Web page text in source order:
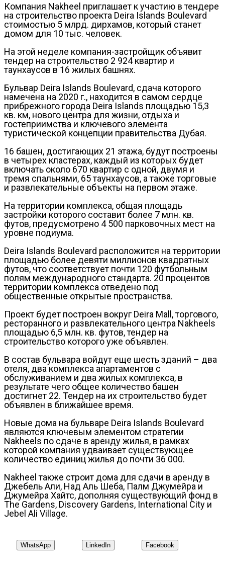
Компания Nakheel приглашает к участию в тендере
на строительство проекта Deira Islands Boulevard
стоимостью 5 млрд. дирхамов, который станет
домом для 10 тыс. человек.
На этой неделе компания-застройщик объявит
тендер на строительство 2 924 квартир и
таунхаусов в 16 жилых башнях.
Бульвар Deira Islands Boulevard, сдача которого
намечена на 2020 г., находится в самом сердце
прибрежного города Deira Islands площадью 15,3
кв. км, нового центра для жизни, отдыха и
гостеприимства и ключевого элемента
туристической концепции правительства Дубая.
16 башен, достигающих 21 этажа, будут построены
в четырех кластерах, каждый из которых будет
включать около 670 квартир с одной, двумя и
тремя спальнями, 65 таунхаусов, а также торговые
и развлекательные объекты на первом этаже.
На территории комплекса, общая площадь
застройки которого составит более 7 млн. кв.
футов, предусмотрено 4 500 парковочных мест на
уровне подиума.
Deira Islands Boulevard расположится на территории
площадью более девяти миллионов квадратных
футов, что соответствует почти 120 футбольным
полям международного стандарта. 20 процентов
территории комплекса отведено под
общественные открытые пространства.
Проект будет построен вокруг Deira Mall, торгового,
ресторанного и развлекательного центра Nakheels
площадью 6,5 млн. кв. футов, тендер на
строительство которого уже объявлен.
В состав бульвара войдут еще шесть зданий – два
отеля, два комплекса апартаментов с
обслуживанием и два жилых комплекса, в
результате чего общее количество башен
достигнет 22. Тендер на их строительство будет
объявлен в ближайшее время.
Новые дома на бульваре Deira Islands Boulevard
являются ключевым элементом стратегии
Nakheels по сдаче в аренду жилья, в рамках
которой компания удваивает существующее
количество единиц жилья до почти 36 000.
Nakheel также строит дома для сдачи в аренду в
Джебель Али, Над Аль Шеба, Палм Джумейра и
Джумейра Хайтс, дополняя существующий фонд в
The Gardens, Discovery Gardens, International City и
Jebel Ali Village.
WhatsApp LinkedIn Facebook